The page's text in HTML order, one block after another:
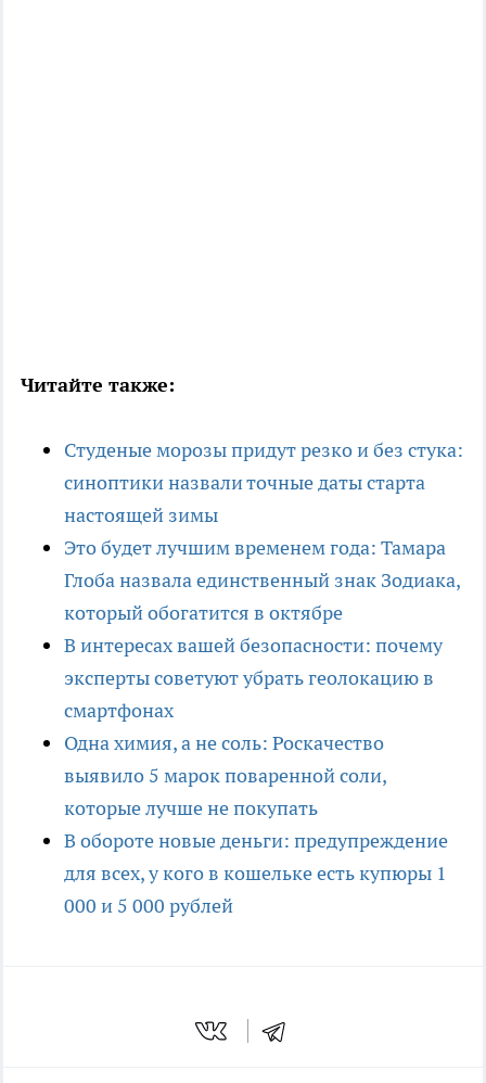
Читайте также:
Студеные морозы придут резко и без стука:
синоптики назвали точные даты старта
настоящей зимы
Это будет лучшим временем года: Тамара
Глоба назвала единственный знак Зодиака,
который обогатится в октябре
В интересах вашей безопасности: почему
эксперты советуют убрать геолокацию в
смартфонах
Одна химия, а не соль: Роскачество
выявило 5 марок поваренной соли,
которые лучше не покупать
В обороте новые деньги: предупреждение
для всех, у кого в кошельке есть купюры 1
000 и 5 000 рублей